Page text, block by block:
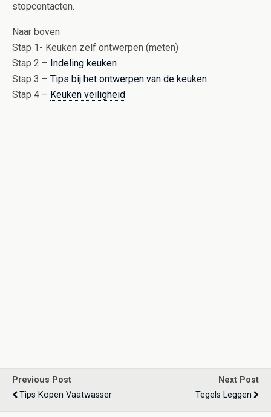
stopcontacten.
Naar boven
Stap 1- Keuken zelf ontwerpen (meten)
Stap 2 – Indeling keuken
Stap 3 – Tips bij het ontwerpen van de keuken
Stap 4 – Keuken veiligheid
Previous Post
Tips Kopen Vaatwasser
Next Post
Tegels Leggen